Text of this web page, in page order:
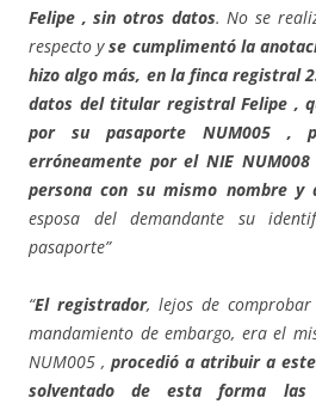
Felipe , sin otros datos. No se
respecto yse cumplimentó la
hizo algo más, en la finca registral
datos del titular registral Felipe ,
por su pasaporte NUM005 ,
erróneamente por el NIE
persona con su mismo nombre y
esposa del demandante su
pasaporte”
“El registrador, lejos de
mandamiento de embargo, era el
NUM005 , procedió a atribuir a
solventado de esta forma las